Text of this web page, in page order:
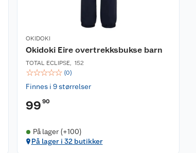
OKIDOKI
Okidoki Eire overtrekksbukse barn
TOTAL ECLIPSE, 152
☆☆☆☆☆ (0)
Finnes i 9 størrelser
99 90
På lager (+100)
På lager i 32 butikker